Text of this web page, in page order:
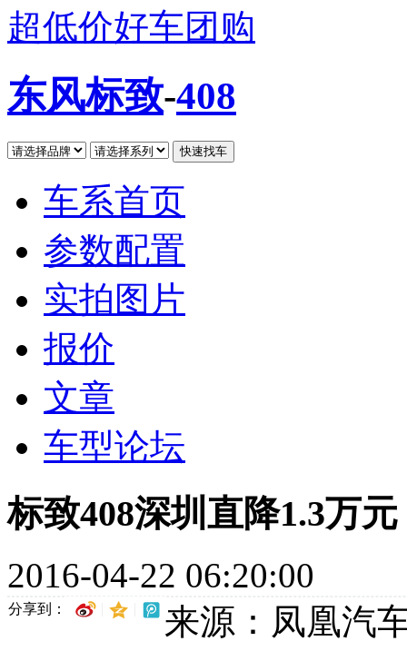
超低价好车团购
东风标致-408
车系首页
参数配置
实拍图片
报价
文章
车型论坛
标致408深圳直降1.3万
2016-04-22 06:20:00
分享到： 来源：凤凰汽